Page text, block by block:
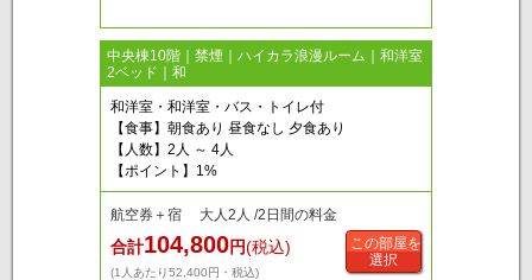
中央棟10階｜禁煙｜ハイカラ浪漫ルーム｜和洋室
2ベッド｜和
和洋室・和洋室・バス・トイレ付
【食事】朝食あり 昼食なし 夕食あり
【人数】2人 ～ 4人
【ポイント】1%
航空券＋宿 大人2人 /2日間の料金
合計104,800円(税込)
(1人あたり52,400円・税込)
この部屋を
選択